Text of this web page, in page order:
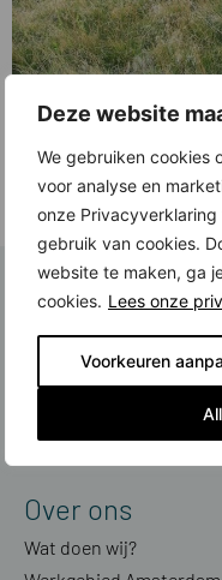
Deze website
We gebruiken cookies
voor analyse en
onze
gebruik van cookies.
website te maken, ga
cookies. Lees onze
Voorkeuren
Wonen in alle rust met uitzicht
levert. En met exclusieve
voorzieningen op loop- en
twee-onder-één-kapwoningen
Bussummerheide. Fase 1 gaat
Schrijf je in
Over ons
Wat doen wij?